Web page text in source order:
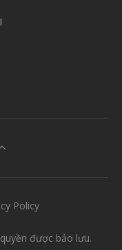
được bảo lưu.
Policy